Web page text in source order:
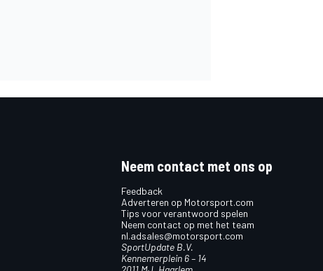
Neem contact met ons op
Feedback
Adverteren op Motorsport.com
Tips voor verantwoord spelen
Neem contact op met het team
nl.adsales@motorsport.com
SportUpdate B.V.
Kennemerplein 6 – 14